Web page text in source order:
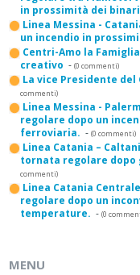
in prossimità dei binari
Linea Messina -
un incendio in
Centri-Amo la
creativo - (0 commenti)
La vice Presidente
commenti)
Linea Messina -
regolare dopo un
ferroviaria. - (0 commenti)
Linea Catania –
tornata regolare
commenti)
Linea Catania
regolare dopo un
temperature. - (0
MENU